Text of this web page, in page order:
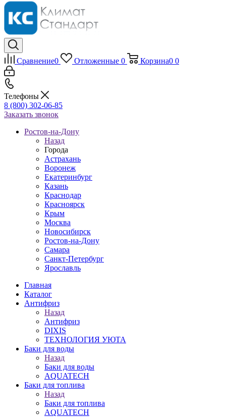
Сравнение0 Отложенные 0 Корзина0 0
Телефоны
8 (800) 302-06-85
Заказать звонок
Ростов-на-Дону
Назад
Города
Астрахань
Воронеж
Екатеринбург
Казань
Краснодар
Красноярск
Крым
Москва
Новосибирск
Ростов-на-Дону
Самара
Санкт-Петербург
Ярославль
Главная
Каталог
Антифриз
Назад
Антифриз
DIXIS
ТЕХНОЛОГИЯ УЮТА
Баки для воды
Назад
Баки для воды
AQUATECH
Баки для топлива
Назад
Баки для топлива
AQUATECH